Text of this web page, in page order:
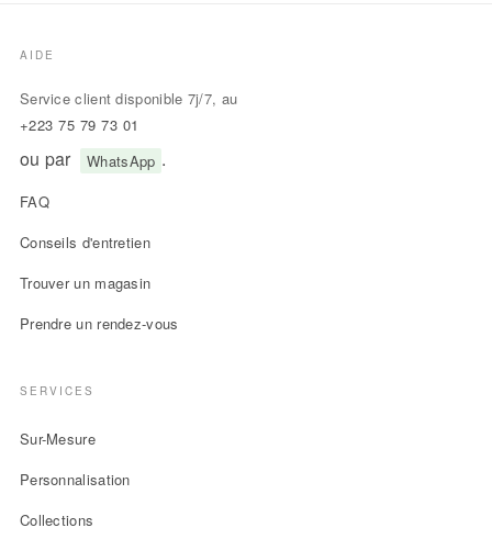
AIDE
Service client disponible 7j/7, au
+223 75 79 73 01
ou par WhatsApp .
FAQ
Conseils d'entretien
Trouver un magasin
Prendre un rendez-vous
SERVICES
Sur-Mesure
Personnalisation
Collections